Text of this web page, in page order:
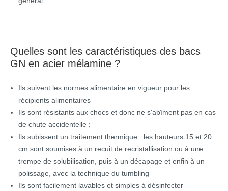
Quelles sont les caractéristiques des bacs
GN en acier mélamine ?
Ils suivent les normes alimentaire en vigueur pour les
récipients alimentaires
Ils sont résistants aux chocs et donc ne s'abîment pas en cas
de chute accidentelle ;
Ils subissent un traitement thermique : les hauteurs 15 et 20
cm sont soumises à un recuit de recristallisation ou à une
trempe de solubilisation, puis à un décapage et enfin à un
polissage, avec la technique du tumbling
Ils sont facilement lavables et simples à désinfecter